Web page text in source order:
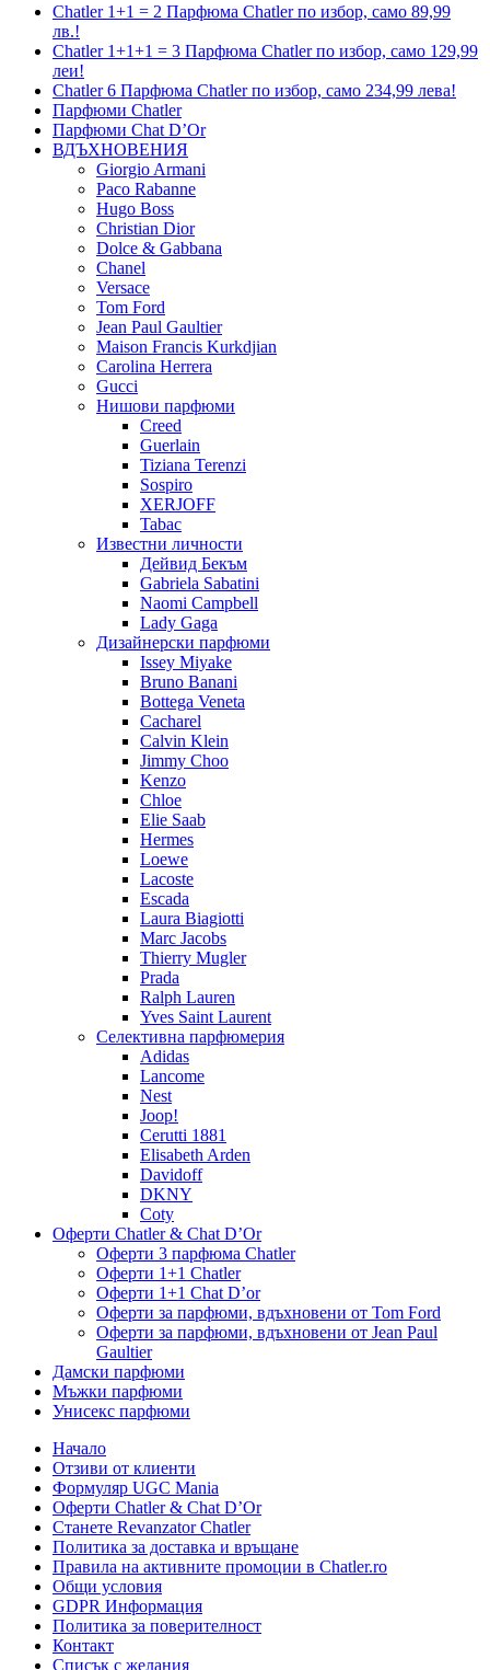
Chatler 1+1 = 2 Парфюма Chatler по избор, само 89,99
лв.!
Chatler 1+1+1 = 3 Парфюма Chatler по избор, само 129,99
леи!
Chatler 6 Парфюма Chatler по избор, само 234,99 лева!
Парфюми Chatler
Парфюми Chat D’Or
ВДЪХНОВЕНИЯ
Giorgio Armani
Paco Rabanne
Hugo Boss
Christian Dior
Dolce & Gabbana
Chanel
Versace
Tom Ford
Jean Paul Gaultier
Maison Francis Kurkdjian
Carolina Herrera
Gucci
Нишови парфюми
Creed
Guerlain
Tiziana Terenzi
Sospiro
XERJOFF
Tabac
Известни личности
Дейвид Бекъм
Gabriela Sabatini
Naomi Campbell
Lady Gaga
Дизайнерски парфюми
Issey Miyake
Bruno Banani
Bottega Veneta
Cacharel
Calvin Klein
Jimmy Choo
Kenzo
Chloe
Elie Saab
Hermes
Loewe
Lacoste
Escada
Laura Biagiotti
Marc Jacobs
Thierry Mugler
Prada
Ralph Lauren
Yves Saint Laurent
Селективна парфюмерия
Adidas
Lancome
Nest
Joop!
Cerutti 1881
Elisabeth Arden
Davidoff
DKNY
Coty
Оферти Chatler & Chat D’Or
Оферти 3 парфюма Chatler
Оферти 1+1 Chatler
Оферти 1+1 Chat D’or
Оферти за парфюми, вдъхновени от Tom Ford
Оферти за парфюми, вдъхновени от Jean Paul
Gaultier
Дамски парфюми
Мъжки парфюми
Унисекс парфюми
Начало
Отзиви от клиенти
Формуляр UGC Mania
Оферти Chatler & Chat D’Or
Станете Revanzator Chatler
Политика за доставка и връщане
Правила на активните промоции в Chatler.ro
Общи условия
GDPR Информация
Политика за поверителност
Контакт
Списък с желания